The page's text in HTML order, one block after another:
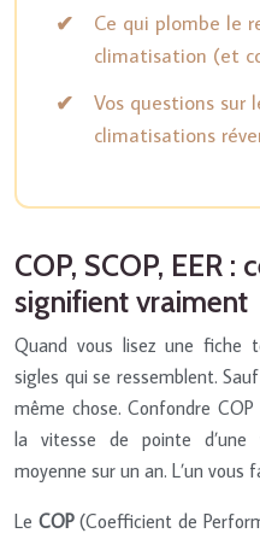
Ce qui plombe le
climatisation (et
Vos questions sur
climatisations
COP, SCOP, EER
signifient vraiment
Quand vous lisez une fiche
sigles qui se ressemblent.
même chose. Confondre
la vitesse de pointe d’une
moyenne sur un an. L’un vous
Le COP(Coefficient de